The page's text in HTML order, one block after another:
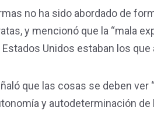
no ha sido abordado de
y mencionó que la “mala
Unidos estaban los que
que las cosas se deben
y autodeterminación